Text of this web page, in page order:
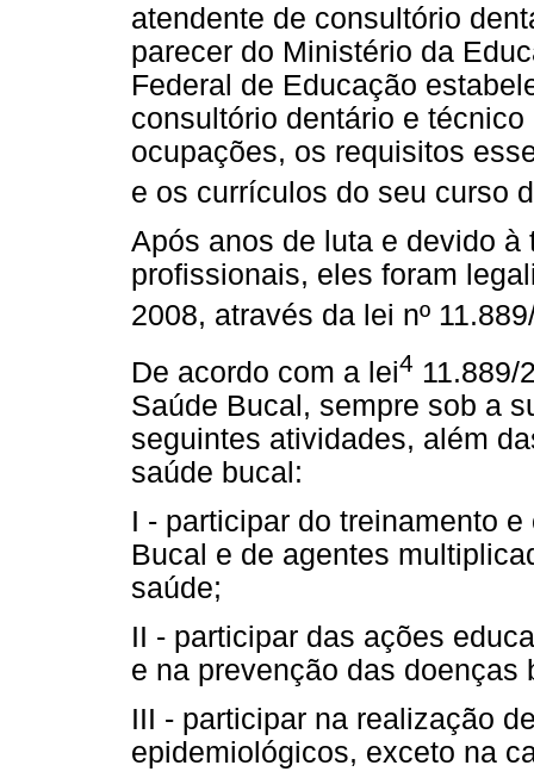
atendente de consultório
parecer do Ministério da
Federal de Educação
consultório dentário e
ocupações, os requisitos
e os currículos do seu curso
Após anos de luta e devido
profissionais, eles foram
2008, através da lei nº
De acordo com a lei4 11.889/
Saúde Bucal, sempre sob a
seguintes atividades, além
saúde bucal:
I - participar do treinamento
Bucal e de agentes
saúde;
II - participar das ações
e na prevenção das doenças
III - participar na realização
epidemiológicos, exceto na